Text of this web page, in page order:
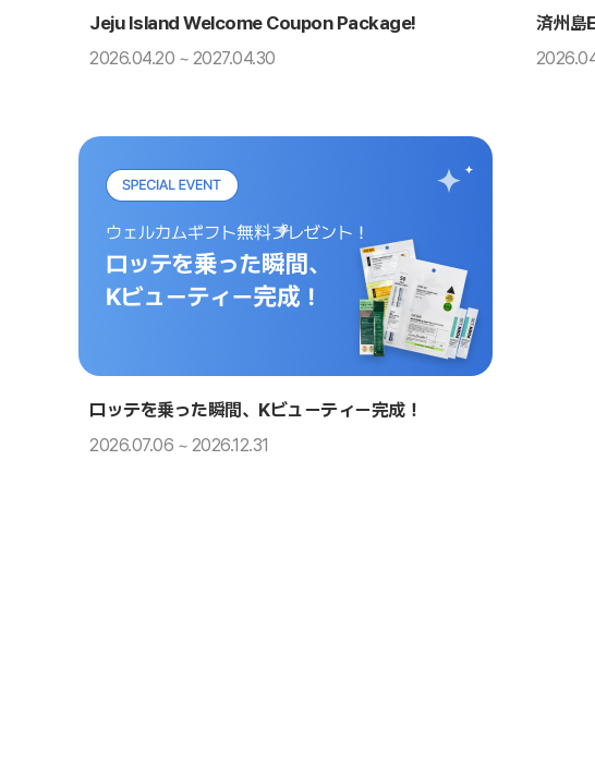
Jeju Island Welcome Coupon Package!
2026.04.20 ~ 2027.04.30
済州島
ロッテを乗った瞬間、Kビューティー完成！
2026.07.06 ~ 2026.12.31